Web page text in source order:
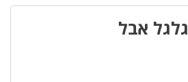
גלגל אבל